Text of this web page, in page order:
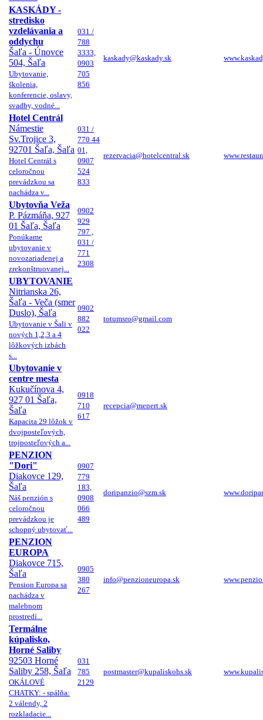
KASKÁDY -
stredisko
vzdelávania a
oddychu
Šaľa - Únovce
504, Šaľa
Ubytovanie,
školenia,
konferencie, oslavy,
svadby, vodné...
031 /
788
3333,
0903
705
856
kaskady@kaskady.sk
Hotel Centrál
Námestie
Sv.Trojice 3,
92701 Šaľa, Šaľa
Hotel Centrál s
celoročnou
prevádzkou sa
nachádza v...
031 /
770 44
01,
0907
524
833
rezervacia@hotelcentral.sk
Ubytovňa Veža
P. Pázmáňa, 927
01 Šaľa, Šaľa
Ponúkame
ubytovanie v
novozariadenej a
zrekonštruovanej...
0902
929
797 ,
031 /
771
2308
UBYTOVANIE
Nitrianska 26,
Šaľa - Veča (smer
Duslo), Šaľa
Ubytovanie v Šali v
nových 1,2,3 a 4
lôžkových izbách
s...
0902
882
022
totumsro@gmail.com
Ubytovanie v
centre mesta
Kukučínova 4,
927 01 Šaľa,
Šaľa
Kapacita 29 lôžok v
dvojposteľových,
trojposteľových a...
0918
710
617
recepcia@menert.sk
PENZION
"Dori"
Diakovce 129,
Šaľa
Náš penzión s
celoročnou
prevádzkou je
schopný ubytovať...
0907
779
183,
0908
066
489
doripanzio@szm.sk
PENZION
EUROPA
Diakovce 715,
Šaľa
Pension Europa sa
nachádza v
malebnom
prostredí...
0905
380
267
info@penzioneuropa.sk
Termálne
kúpalisko,
Horné Saliby
92503 Horné
Saliby 258, Šaľa
OKÁLOVÉ
CHATKY: - spálňa:
2 válendy, 2
rozkladacie...
031
785
2129
postmaster@kupaliskohs.sk